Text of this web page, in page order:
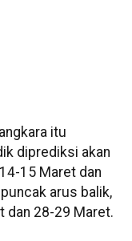
itu
diprediksi akan
15 Maret dan
arus balik,
dan 28-29 Maret.